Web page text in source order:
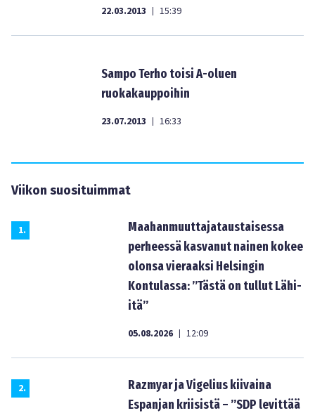
22.03.2013 | 15:39
Sampo Terho toisi A-oluen
ruokakauppoihin
23.07.2013 | 16:33
Viikon suosituimmat
1.
Maahanmuuttajataustaisessa
perheessä kasvanut nainen kokee
olonsa vieraaksi Helsingin
Kontulassa: ”Tästä on tullut Lähi-
itä”
05.08.2026 | 12:09
2.
Razmyar ja Vigelius kiivaina
Espanjan kriisistä – ”SDP levittää